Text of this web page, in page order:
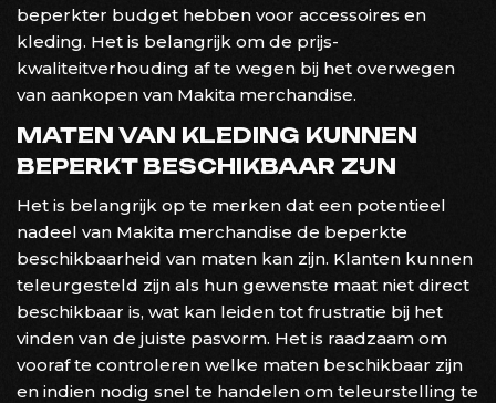
beperkter budget hebben voor accessoires en
kleding. Het is belangrijk om de prijs-
kwaliteitverhouding af te wegen bij het overwegen
van aankopen van Makita merchandise.
MATEN VAN KLEDING KUNNEN
BEPERKT BESCHIKBAAR ZIJN
Het is belangrijk op te merken dat een potentieel
nadeel van Makita merchandise de beperkte
beschikbaarheid van maten kan zijn. Klanten kunnen
teleurgesteld zijn als hun gewenste maat niet direct
beschikbaar is, wat kan leiden tot frustratie bij het
vinden van de juiste pasvorm. Het is raadzaam om
vooraf te controleren welke maten beschikbaar zijn
en indien nodig snel te handelen om teleurstelling te